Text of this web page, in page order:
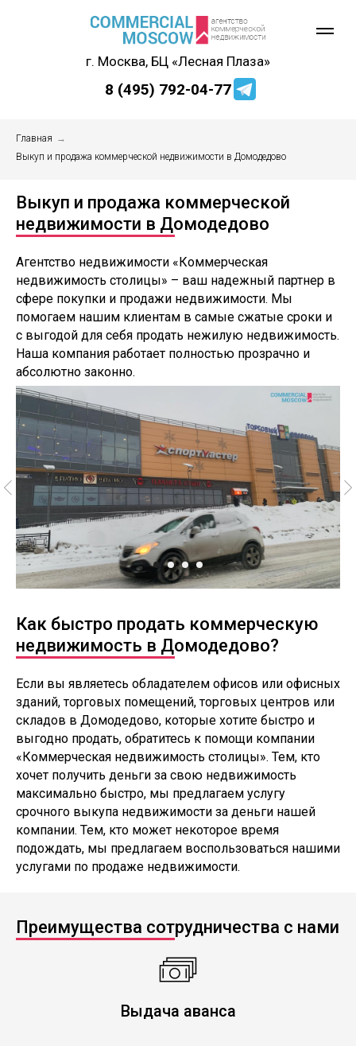
г. Москва, БЦ «Лесная Плаза»
8 (495) 792-04-77
Главная →
Выкуп и продажа коммерческой недвижимости в Домодедово
Выкуп и продажа коммерческой
недвижимости в Домодедово
Агентство недвижимости «Коммерческая
недвижимость столицы» – ваш надежный партнер в
сфере покупки и продажи недвижимости. Мы
помогаем нашим клиентам в самые сжатые сроки и
с выгодой для себя продать нежилую недвижимость.
Наша компания работает полностью прозрачно и
абсолютно законно.
Как быстро продать коммерческую
недвижимость в Домодедово?
Если вы являетесь обладателем офисов или офисных
зданий, торговых помещений, торговых центров или
складов в Домодедово, которые хотите быстро и
выгодно продать, обратитесь к помощи компании
«Коммерческая недвижимость столицы». Тем, кто
хочет получить деньги за свою недвижимость
максимально быстро, мы предлагаем услугу
срочного выкупа недвижимости за деньги нашей
компании. Тем, кто может некоторое время
подождать, мы предлагаем воспользоваться нашими
услугами по продаже недвижимости.
Преимущества сотрудничества с нами
Выдача аванса